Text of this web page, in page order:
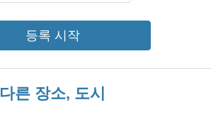
등록 시작
다른 장소, 도시